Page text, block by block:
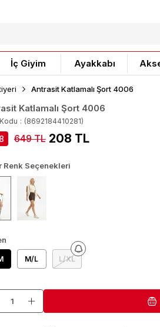
İç Giyim Ayakkabı
Antrasit Katlamalı Şort 4006
Katlamalı Şort 4006
(8692184410281)
649 TL 208 TL
Renk Seçenekleri
M/L L/XL